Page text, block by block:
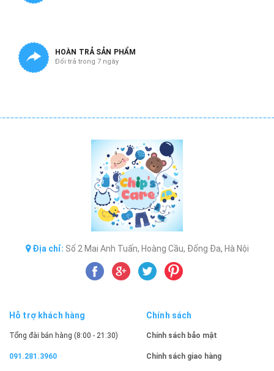
HOÀN TRẢ SẢN PHẨM
Đổi trả trong 7 ngày
Địa chỉ: Số 2 Mai Anh Tuấn, Hoàng Cầu, Đống Đa, Hà Nội
Hỗ trợ khách hàng
Tổng đài bán hàng (8:00 - 21:30)
091.281.3960
Chính sách
Chính sách bảo mật
Chính sách giao hàng